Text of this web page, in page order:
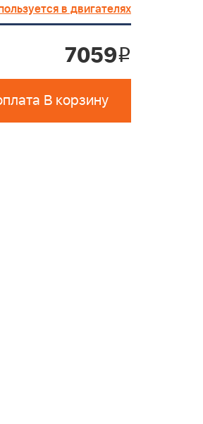
в двигателях
7059i
В корзину